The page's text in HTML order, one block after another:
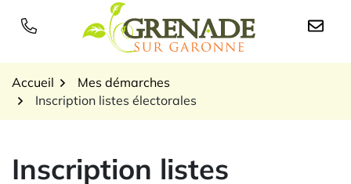
Logo Grenade sur
Accueil
Mes démarches
Inscription listes électorales
Inscription listes